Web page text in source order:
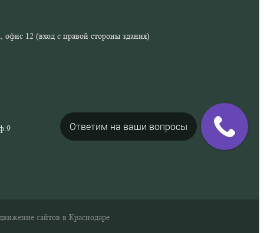
офис 12 (вход с правой стороны здания)
Ответим на ваши вопросы